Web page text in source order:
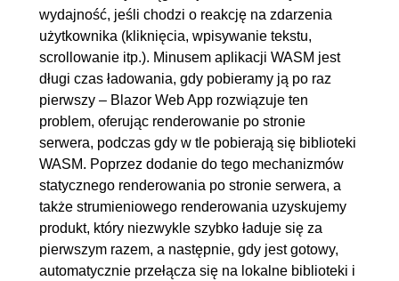
00:10:16
6.4. Parametry komponentów i
ich binding
00:21:23
7. Formularze 01:20:10
7.1. Data binding
7.2. Walidacja (z pomocą
FluentValidation)
00:13:52
7.3. EditForm komponent
00:33:57
7.4. Obsługa wgrywania i
pobierania plików (poprzez
00:17:41
wydajność, jeśli chodzi o reakcję na zdarzenia
użytkownika (kliknięcia, wpisywanie tekstu,
scrollowanie itp.). Minusem aplikacji WASM jest
długi czas ładowania, gdy pobieramy ją po raz
pierwszy – Blazor Web App rozwiązuje ten
problem, oferując renderowanie po stronie
serwera, podczas gdy w tle pobierają się biblioteki
WASM. Poprzez dodanie do tego mechanizmów
statycznego renderowania po stronie serwera, a
także strumieniowego renderowania uzyskujemy
produkt, który niezwykle szybko ładuje się za
pierwszym razem, a następnie, gdy jest gotowy,
automatycznie przełącza się na lokalne biblioteki i